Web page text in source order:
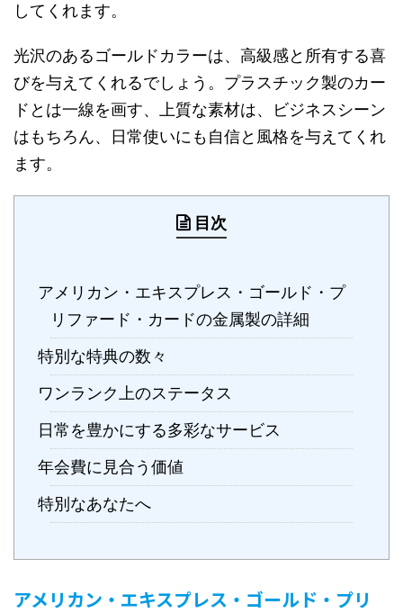
してくれます。
光沢のあるゴールドカラーは、高級感と所有する喜
びを与えてくれるでしょう。プラスチック製のカー
ドとは一線を画す、上質な素材は、ビジネスシーン
はもちろん、日常使いにも自信と風格を与えてくれ
ます。
目次
アメリカン・エキスプレス・ゴールド・プ
リファード・カードの金属製の詳細
特別な特典の数々
ワンランク上のステータス
日常を豊かにする多彩なサービス
年会費に見合う価値
特別なあなたへ
アメリカン・エキスプレス・ゴールド・プリ